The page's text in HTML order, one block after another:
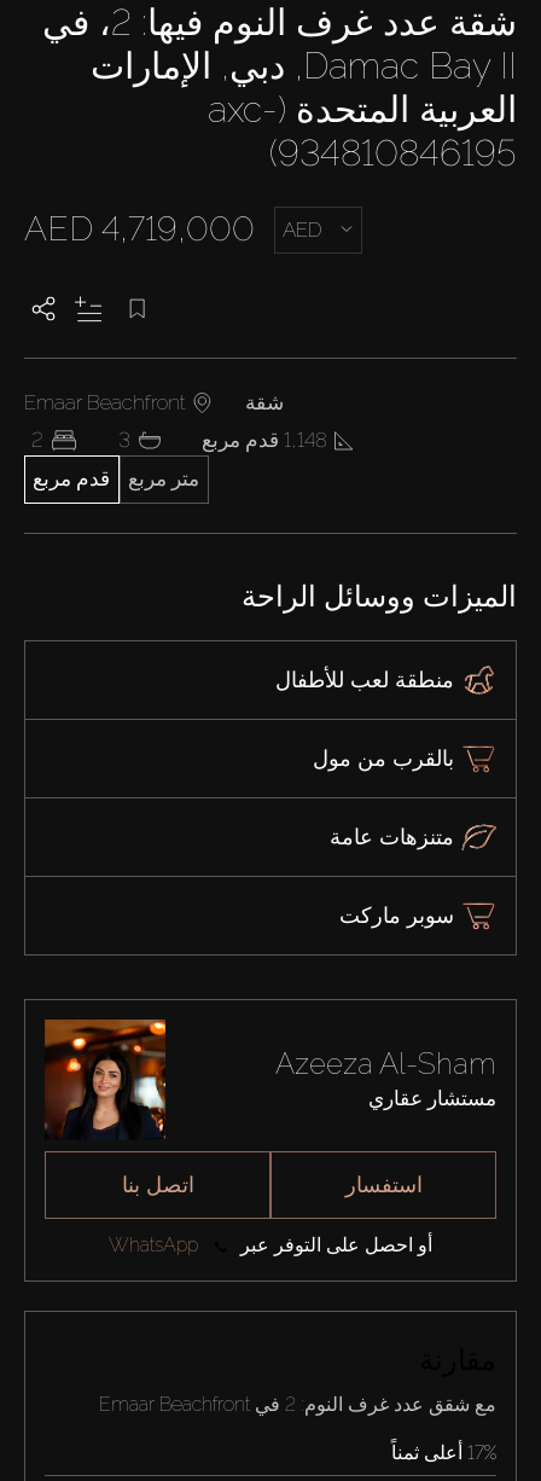
شقة عدد غرف النوم فيها: 2، في
Damac Bay II, دبي, الإمارات
العربية المتحدة (axc-
934810846195)
AED 4,719,000 AED
Emaar Beachfront
شقة
2
3
1,148 قدم مربع
قدم مربع
متر مربع
الميزات ووسائل الراحة
منطقة لعب للأطفال
بالقرب من مول
متنزهات عامة
سوبر ماركت
Azeeza Al-Sham
مستشار عقاري
اتصل بنا استفسار
أو احصل على التوفر عبر WhatsApp
مع شقق عدد غرف النوم: 2 في Emaar Beachfront
17% أعلى ثمناً